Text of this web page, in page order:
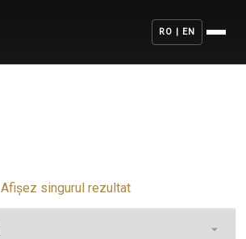
RO | EN
Afișez singurul rezultat